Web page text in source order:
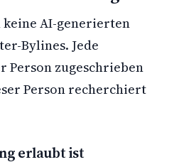
AI-generierten
Bylines. Jede
Person zugeschrieben
Person recherchiert
erlaubt ist